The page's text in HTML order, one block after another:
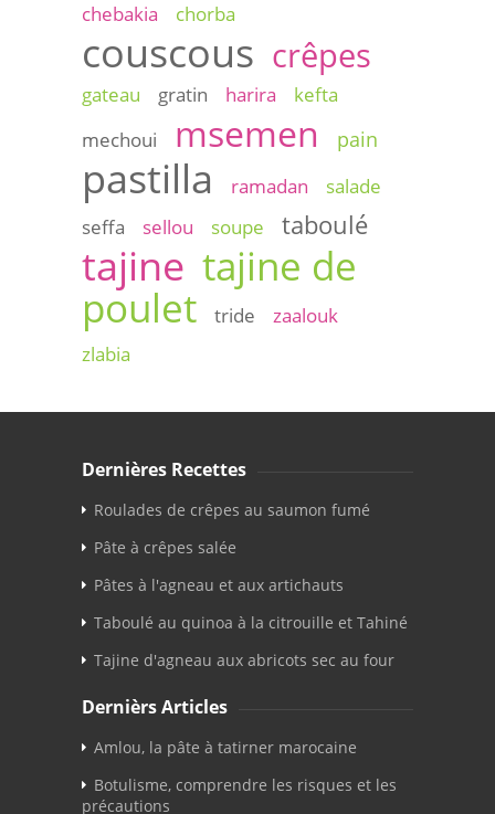
chebakia
chorba
couscous crêpes
gateau gratin harira
kefta
mechoui
msemen pain
pastilla ramadan
salade
seffa
sellou soupe taboulé
tajine tajine de
poulet
tride
zaalouk
zlabia
Dernières Recettes
Roulades de crêpes au saumon fumé
Pâte à crêpes salée
Pâtes à l'agneau et aux artichauts
Taboulé au quinoa à la citrouille et Tahiné
Tajine d'agneau aux abricots sec au four
Dernièrs Articles
Amlou, la pâte à tatirner marocaine
Botulisme, comprendre les risques et les
précautions